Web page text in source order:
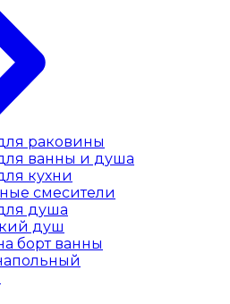
раковины
ванны и душа
кухни
смесители
душа
душ
борт ванны